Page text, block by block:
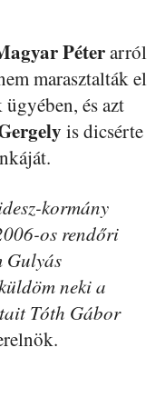
Péterarról
marasztalták el
és azt
is dicsérte
kormány
os rendőri
Gulyás
neki a
Tóth Gábor